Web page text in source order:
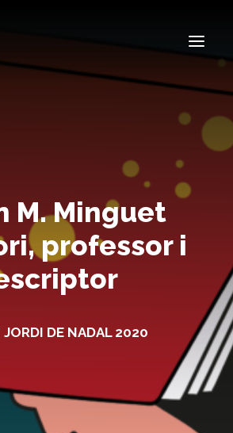
M. Minguet
professor i
DE NADAL 2020